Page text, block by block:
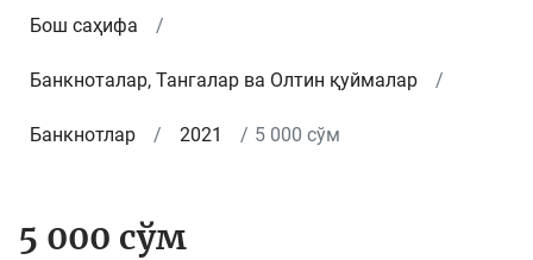
Бош саҳифа
Банкноталар, Тангалар ва Олтин қуймалар
Банкнотлар 2021 5 000 сўм
5 000 сўм